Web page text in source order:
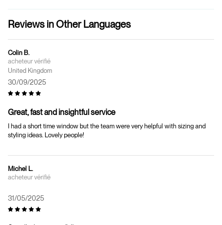
Reviews in Other Languages
30/09/2025
Colin B.
United Kingdom
Great, fast and insightful service
I had a short time window but the team were very helpful with sizing and
styling ideas. Lovely people!
31/05/2025
Michel L.